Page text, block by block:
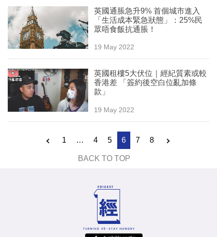
英國通脹急升9% 首個城市進入
「生活成本緊急狀態」：25%民
眾唔食飯抗通脹！
19 May 2022
英國租樓5大伏位｜經紀質素或較
香港差 「簽約後空白位亂加條
款」
19 May 2022
1 … 4 5 6 7 8
BACK TO TOP